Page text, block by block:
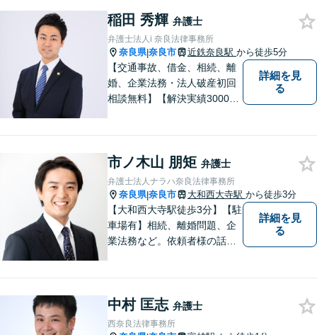
身近な弁護士を目指していま
す。
稲田 秀輝 弁護士
弁護士法人i 奈良法律事務所
奈良県|奈良市 近鉄奈良駅 から徒歩5分
【交通事故、借金、相続、離
婚、企業法務・法人破産初回
相談無料】【解決実績3000件
務のお悩みは【弁護士法人ｉ
（アイ）奈良法律事務所】に
おまかせください！
詳細を見
る
市ノ木山 朋矩 弁護士
弁護士法人ナラハ奈良法律事務所
奈良県|奈良市 大和西大寺駅 から徒歩3分
【大和西大寺駅徒歩3分】【駐
車場有】相続、離婚問題、企
業法務など。依頼者様の話を
と聞いても良いのかな」など
と思わず、ぜひ一度ご相談く
詳細を見
る
中村 匡志 弁護士
西奈良法律事務所